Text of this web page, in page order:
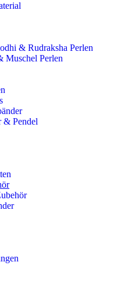
& Rudraksha Perlen
Muschel Perlen
& Pendel